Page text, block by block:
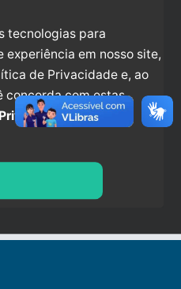
tecnologias para
experiência em nosso site,
de Privacidade e, ao
concorda com estas